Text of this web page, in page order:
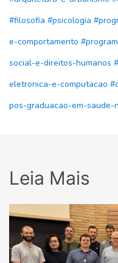
#filosofia #psicologia
e-comportamento
social-e-direitos-humanos
eletronica-e-computacao
pos-graduacao-em-
Leia Mais